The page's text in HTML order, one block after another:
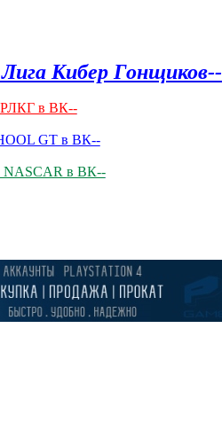
Кибер Гонщиков--
в ВК--
GT в ВК--
NASCAR в ВК--